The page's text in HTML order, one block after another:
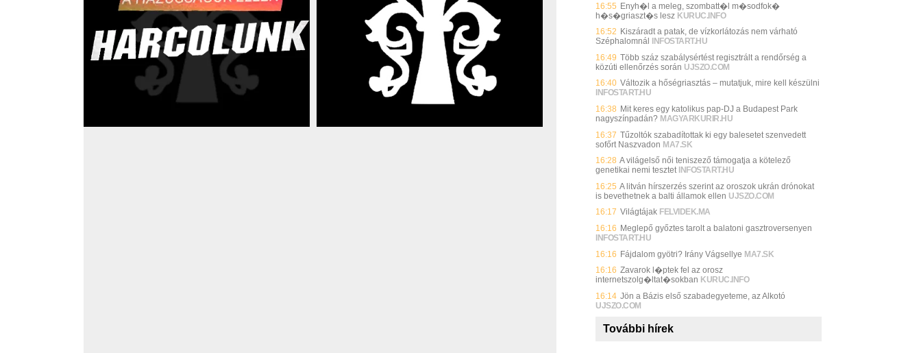
16:55 Enyh�l a meleg, szombatt�l m�sodfok�
h�s�griaszt�s lesz KURUC.INFO
16:52 Kiszáradt a patak, de vízkorlátozás nem várható
Széphalomnál
INFOSTART.HU
16:49 Több száz szabálysértést regisztrált a rendőrség a
közúti ellenőrzés során UJSZO.COM
16:40 Változik a hőségriasztás – mutatjuk, mire kell készülni
INFOSTART.HU
16:38 Mit keres egy katolikus pap-DJ a Budapest Park
nagyszínpadán? MAGYARKURIR.HU
16:37 Tűzoltók szabadítottak ki egy balesetet szenvedett
sofőrt Naszvadon MA7.SK
16:28 A világelső női teniszező támogatja a kötelező
genetikai nemi tesztet INFOSTART.HU
16:25 A litván hírszerzés szerint az oroszok ukrán drónokat
is bevethetnek a balti államok ellen UJSZO.COM
16:17 Világtájak FELVIDEK.MA
16:16 Meglepő győztes tarolt a balatoni gasztroversenyen
INFOSTART.HU
16:16 Fájdalom gyötri? Irány Vágsellye MA7.SK
16:16 Zavarok l�ptek fel az orosz
internetszolg�ltat�sokban KURUC.INFO
16:14 Jön a Bázis első szabadegyeteme, az Alkotó
UJSZO.COM
További hírek